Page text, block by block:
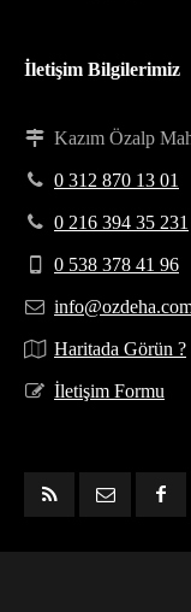
İletişim Bilgilerimiz
Kazım Özalp
0 312 870 13 01
0 216 394 35 231
0 538 378 41 96
Haritada Görün ?
İletişim Formu